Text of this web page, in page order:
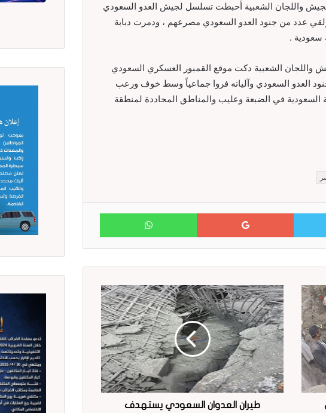
واللجان الشعبية أحبطت تسلسل لجيش العدو السعودي
عدد من جنود العدو السعودي مصرعهم ، ودمرت دبابة
سعودية .
واللجان الشعبية دكت موقع القمبور العسكري السعودي
جنود العدو السعودي وآلياته فروا جماعياً وسط خوف ورعب
في الضبعة وعليب والمناطق المحاددة لمنطقة
Twitter
Google+
WhatsApp
طيران العدوان السعودي يستهدف